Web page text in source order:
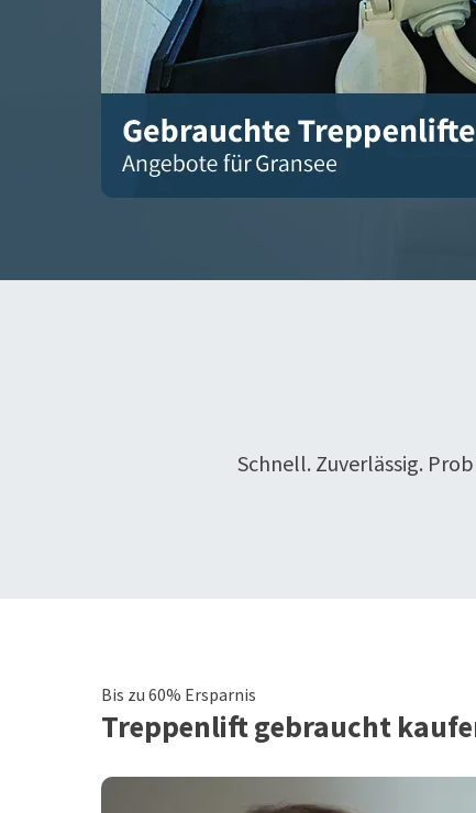
Schnell. Zuverlässig.
Bis zu 60% Ersparnis
Treppenliftgebraucht